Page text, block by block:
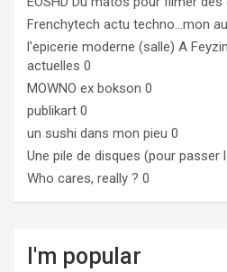
Frenchytech actu techno…mon
l'epicerie moderne (salle) A
actuelles 0
MOWNO ex bokson 0
publikart 0
un sushi dans mon pieu 0
Une pile de disques (pour passer
Who cares, really ? 0
I'm popular